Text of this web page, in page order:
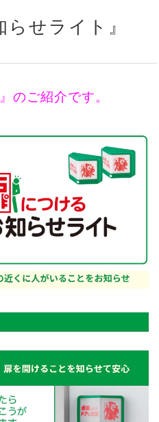
せライト』
のご紹介です。